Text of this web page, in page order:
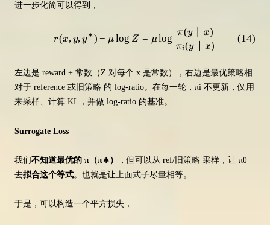
进一步化简可以得到，
r(x, y, y^*) - \mu \log Z =
r(x,y,y∗) − μlog Z = μlog
πi(y x)
π(y x)
(14)
左边是 reward + 常数（Z 对每个 x 是常数），右边是最优策略相
对于 reference 或旧策略 的 log-ratio。在每一轮，πi 不更新，仅用
来采样、计算 KL，并做 log-ratio 的基准。
Surrogate Loss
我们不知道最优的 π（π∗）
，但可以从 ref/旧策略 采样，让 πθ
去拟合这个等式。也就是让上面式子尽量相等。
于是，可以构造一个平方损失，